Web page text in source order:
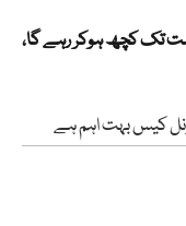
کی رہائی والے حالات نہیں، 30 اگست تک کچھ ہوکر رہے گا،
کیس بہت اہم ہے